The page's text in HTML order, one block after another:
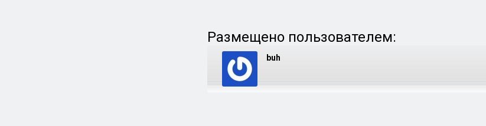
Размещено пользователем:
buh